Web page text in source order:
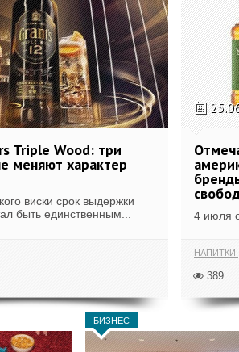
Triple Wood: три
меняют характер
виски срок выдержки
быть единственным...
4 июля
НАПИТКИ
389
БИЗНЕС